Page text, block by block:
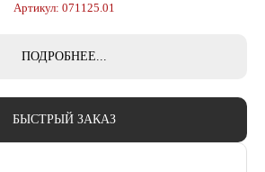
Артикул: 071125.01
ПОДРОБНЕЕ...
БЫСТРЫЙ ЗАКАЗ